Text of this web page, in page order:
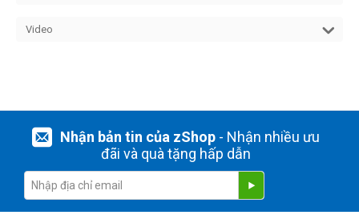
Video
Nhận bản tin của zShop- Nhận nhiều ưu
đãi và quà tặng hấp dẫn